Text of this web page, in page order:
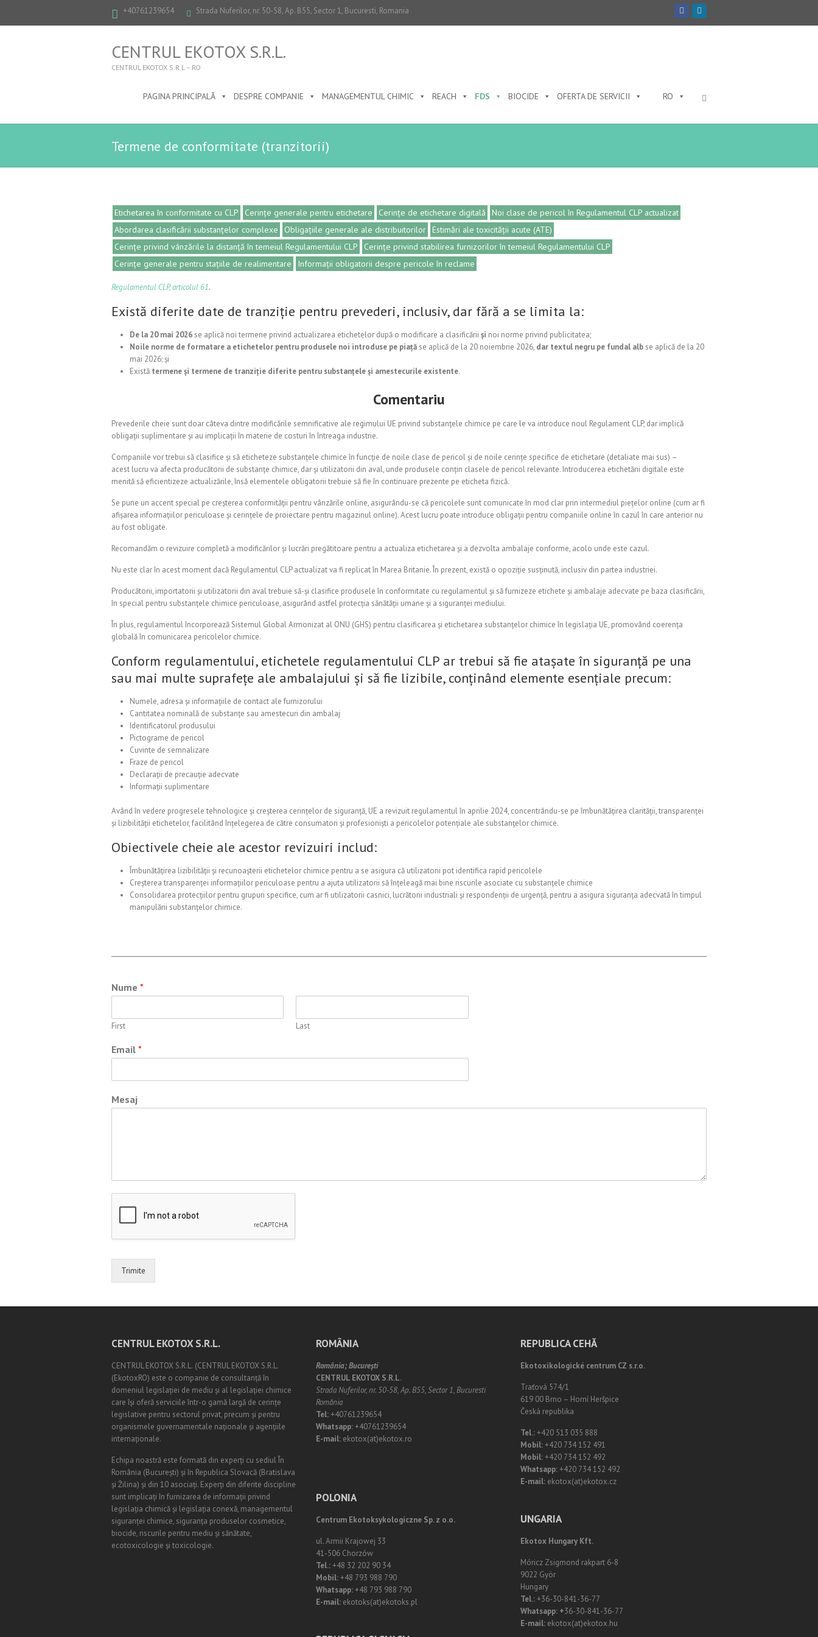
+40761239654 Strada Nuferilor, nr. 50-58, Ap. B55, Sector 1, Bucuresti, Romania
CENTRUL EKOTOX S.R.L.
CENTRUL EKOTOX S.R.L – RO
PAGINA PRINCIPALĂ DESPRE COMPANIE MANAGEMENTUL CHIMIC REACH FDS BIOCIDE OFERTA DE SERVICII RO
Termene de conformitate (tranzitorii)
Etichetarea în conformitate cu CLP Cerințe generale pentru etichetare Cerințe de etichetare digitală
Noi clase de pericol în Regulamentul CLP actualizat
Abordarea clasificării substanțelor complexe
Obligațiile generale ale distribuitorilor Estimări ale toxicității acute (ATE)
Cerințe privind vânzările la distanță în temeiul Regulamentului CLP
Cerințe privind stabilirea furnizorilor în temeiul Regulamentului CLP
Cerințe generale pentru stațiile de realimentare
Informații obligatorii despre pericole în reclame
Regulamentul CLP, articolul 61.
Există diferite date de tranziție pentru prevederi, inclusiv, dar fără a se limita la:
De la 20 mai 2026 se aplică noi termene privind actualizarea etichetelor după o modificare a clasificării și noi norme privind publicitatea;
Noile norme de formatare a etichetelor pentru produsele noi introduse pe piață se aplică de la 20 noiembrie 2026, dar textul negru pe fundal alb se aplică de la 20
mai 2026; și
Există termene și termene de tranziție diferite pentru substanțele și amestecurile existente.
Comentariu
Prevederile cheie sunt doar câteva dintre modificările semnificative ale regimului UE privind substanțele chimice pe care le va introduce noul Regulament CLP, dar implică
obligații suplimentare și au implicații în materie de costuri în întreaga industrie.
Companiile vor trebui să clasifice și să eticheteze substanțele chimice în funcție de noile clase de pericol și de noile cerințe specifice de etichetare (detaliate mai sus) –
acest lucru va afecta producătorii de substanțe chimice, dar și utilizatorii din aval, unde produsele conțin clasele de pericol relevante. Introducerea etichetării digitale este
menită să eficientizeze actualizările, însă elementele obligatorii trebuie să fie în continuare prezente pe eticheta fizică.
Se pune un accent special pe creșterea conformității pentru vânzările online, asigurându-se că pericolele sunt comunicate în mod clar prin intermediul piețelor online (cum ar fi
afișarea informațiilor periculoase și cerințele de proiectare pentru magazinul online). Acest lucru poate introduce obligații pentru companiile online în cazul în care anterior nu
au fost obligate.
Recomandăm o revizuire completă a modificărilor și lucrări pregătitoare pentru a actualiza etichetarea și a dezvolta ambalaje conforme, acolo unde este cazul.
Nu este clar în acest moment dacă Regulamentul CLP actualizat va fi replicat în Marea Britanie. În prezent, există o opoziție susținută, inclusiv din partea industriei.
Producătorii, importatorii și utilizatorii din aval trebuie să-și clasifice produsele în conformitate cu regulamentul și să furnizeze etichete și ambalaje adecvate pe baza clasificării,
în special pentru substanțele chimice periculoase, asigurând astfel protecția sănătății umane și a siguranței mediului.
În plus, regulamentul încorporează Sistemul Global Armonizat al ONU (GHS) pentru clasificarea și etichetarea substanțelor chimice în legislația UE, promovând coerența
globală în comunicarea pericolelor chimice.
Conform regulamentului, etichetele regulamentului CLP ar trebui să fie atașate în siguranță pe una
sau mai multe suprafețe ale ambalajului și să fie lizibile, conținând elemente esențiale precum:
Numele, adresa și informațiile de contact ale furnizorului
Cantitatea nominală de substanțe sau amestecuri din ambalaj
Identificatorul produsului
Pictograme de pericol
Cuvinte de semnalizare
Fraze de pericol
Declarații de precauție adecvate
Informații suplimentare
Având în vedere progresele tehnologice și creșterea cerințelor de siguranță, UE a revizuit regulamentul în aprilie 2024, concentrându-se pe îmbunătățirea clarității, transparenței
și lizibilității etichetelor, facilitând înțelegerea de către consumatori și profesioniști a pericolelor potențiale ale substanțelor chimice.
Obiectivele cheie ale acestor revizuiri includ:
Îmbunătățirea lizibilității și recunoașterii etichetelor chimice pentru a se asigura că utilizatorii pot identifica rapid pericolele
Creșterea transparenței informațiilor periculoase pentru a ajuta utilizatorii să înțeleagă mai bine riscurile asociate cu substanțele chimice
Consolidarea protecțiilor pentru grupuri specifice, cum ar fi utilizatorii casnici, lucrătorii industriali și respondenții de urgență, pentru a asigura siguranța adecvată în timpul
manipulării substanțelor chimice.
M
e
a
j
m
i
N
Nume *
First Last
Email *
Mesaj
Trimite
CENTRUL EKOTOX S.R.L.
CENTRUL EKOTOX S.R.L. (CENTRUL EKOTOX S.R.L.
(EkotoxRO) este o companie de consultanță în
domeniul legislației de mediu și al legislației chimice
care își oferă serviciile într-o gamă largă de cerințe
legislative pentru sectorul privat, precum și pentru
organismele guvernamentale naționale și agențiile
internaționale.
Echipa noastră este formată din experți cu sediul În
România (Bucureşti) și în Republica Slovacă (Bratislava
și Žilina) și din 10 asociați. Experți din diferite discipline
sunt implicați în furnizarea de informații privind
legislația chimică și legislația conexă, managementul
siguranței chimice, siguranța produselor cosmetice,
biocide, riscurile pentru mediu și sănătate,
ecotoxicologie și toxicologie.
ROMÂNIA
România;Bucureşti
CENTRUL EKOTOX S.R.L.
Strada Nuferilor, nr. 50-58, Ap. B55, Sector 1, Bucuresti
România
Tel:+40761239654
Whatsapp:+40761239654
E-mail: ekotox(at)ekotox.ro
POLONIA
Centrum Ekotoksykologiczne Sp. z o.o.
ul. Armii Krajowej 33
41-506 Chorzów
Tel.:+48 32 202 90 34
Mobil:+48 793 988 790
Whatsapp:+48 793 988 790
E-mail:ekotoks(at)ekotoks.pl
REPUBLICA CEHĂ
Ekotoxikologické centrum CZ s.r.o.
Traťová 574/1
619 00 Brno – Horní Heršpice
Česká republika
Tel.:+420 513 035 888
Mobil:+420 734 152 491
Mobil:+420 734 152 492
Whatsapp:+420 734 152 492
E-mail:ekotox(at)ekotox.cz
UNGARIA
Ekotox Hungary Kft.
Móricz Zsigmond rakpart 6-8
9022 Györ
Hungary
Tel.:+36-30-841-36-77
Whatsapp: +36-30-841-36-77
E-mail:ekotox(at)ekotox.hu